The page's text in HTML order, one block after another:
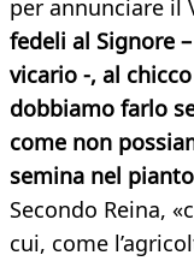
per annunciare il
fedeli al Signore
vicario -, al
dobbiamo farlo
come non
semina nel
Secondo Reina,
cui, come